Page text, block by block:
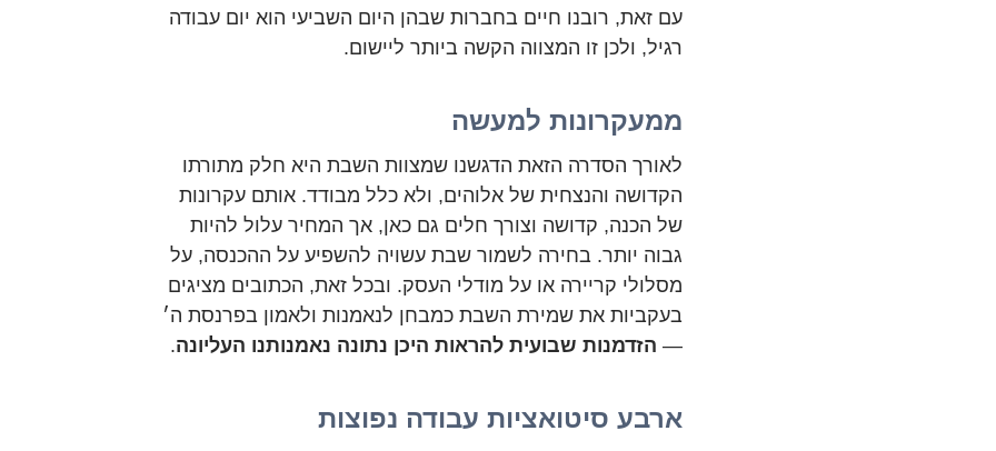
עם זאת, רובנו חיים בחברות שבהן היום השביעי הוא יום עבודה
רגיל, ולכן זו המצווה הקשה ביותר ליישום.
ממעקרונות למעשה
לאורך הסדרה הזאת הדגשנו שמצוות השבת היא חלק מתורתו
הקדושה והנצחית של אלוהים, ולא כלל מבודד. אותם עקרונות
של הכנה, קדושה וצורך חלים גם כאן, אך המחיר עלול להיות
גבוה יותר. בחירה לשמור שבת עשויה להשפיע על ההכנסה, על
מסלולי קריירה או על מודלי העסק. ובכל זאת, הכתובים מציגים
בעקביות את שמירת השבת כמבחן לנאמנות ולאמון בפרנסת ה׳
— הזדמנות שבועית להראות היכן נתונה נאמנותנו העליונה.
ארבע סיטואציות עבודה נפוצות